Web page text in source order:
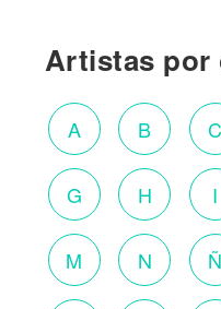
Artistas por
A B C
G H I
M N Ñ